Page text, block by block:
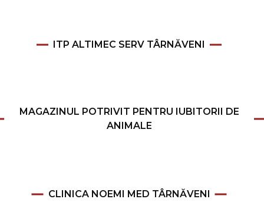
ITP ALTIMEC SERV TÂRNĂVENI
MAGAZINUL POTRIVIT PENTRU IUBITORII DE
ANIMALE
CLINICA NOEMI MED TÂRNĂVENI